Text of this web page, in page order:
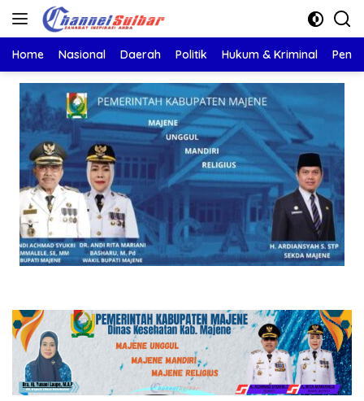
Langsung
Home Nasional Daerah Politik Hukum & Kriminal